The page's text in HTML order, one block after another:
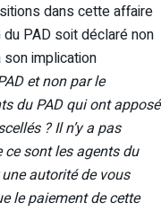
dans cette affaire
PAD soit déclaré non
son implication
et non par le
du PAD qui ont apposé
? Il n’y a pas
ce sont les agents du
autorité de vous
le paiement de cette